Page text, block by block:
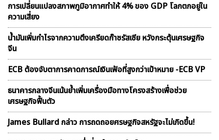
การเปลี่ยนแปลงสภาพภูมิอากาศทำให้ 4% ของ GDP โลกตกอยู่ใน
ความเสี่ยง
น้ำมันเพิ่มกำไรจากความตึงเครียดก๊าซรัสเซีย หวังกระตุ้นเศรษฐกิจ
จีน
ECB ต้องจับตาการคาดการณ์เงินเฟ้อที่สูงกว่าเป้าหมาย -ECB VP
ธนาคารกลางจีนเน้นย้ำเพิ่มเครื่องมือทางโครงสร้างเพื่อช่วย
เศรษฐกิจฟื้นตัว
James Bullard กล่าว การถดถอยศรษฐกิจสหรัฐจะไม่เกิดขึ้น!